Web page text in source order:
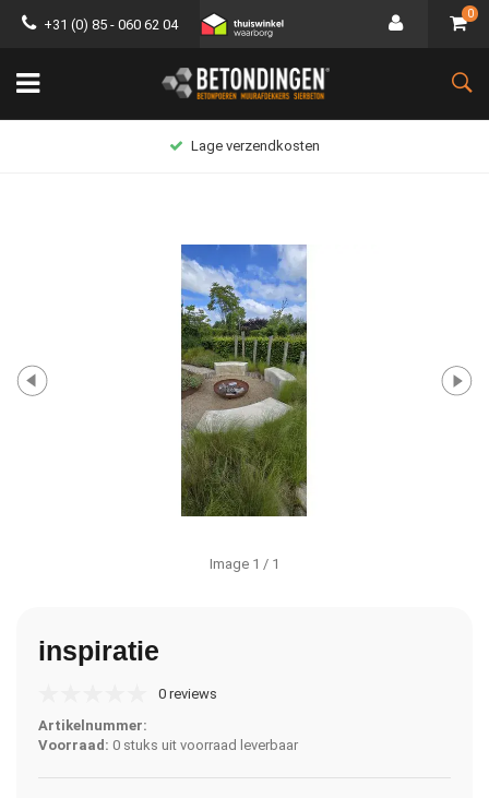
+31 (0) 85 - 060 62 04
0
Lage verzendkosten
Image 1 / 1
inspiratie
0 reviews
Artikelnummer:
Voorraad: 0 stuks uit voorraad leverbaar